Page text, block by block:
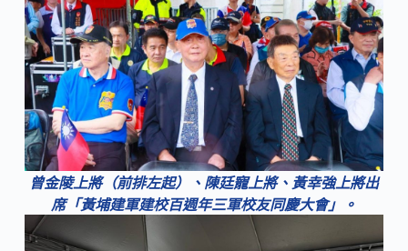
曾金陵上將（前排左起）、陳廷寵上將、黃幸強上將出
席「黃埔建軍建校百週年三軍校友同慶大會」。